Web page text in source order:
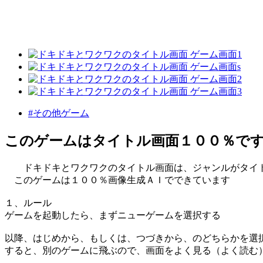
#その他ゲーム
このゲームはタイトル画面１００％で
ドキドキとワクワクのタイトル画面は、ジャンルがタイ
このゲームは１００％画像生成ＡＩでできています
１、ルール
ゲームを起動したら、まずニューゲームを選択する
以降、はじめから、もしくは、つづきから、のどちらかを選
すると、別のゲームに飛ぶので、画面をよく見る（よく読む）